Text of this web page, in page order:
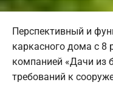
Перспективный и
каркасного дома с 8
компанией «Дачи из
требований к